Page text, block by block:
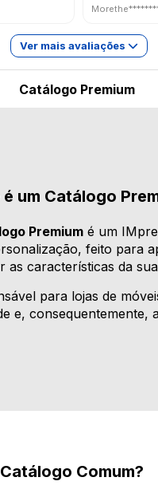
Ver mais avaliações
Catálogo Premium
é um Catálogo
Premium é um
feito para
as características da
para lojas de
e, consequentemente,
Comum?